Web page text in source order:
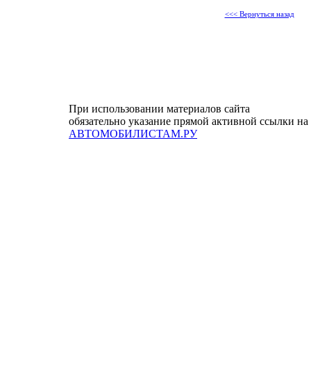
<<< Вернуться назад
При использовании материалов сайта
обязательно указание прямой активной ссылки на
АВТОМОБИЛИСТАМ.РУ